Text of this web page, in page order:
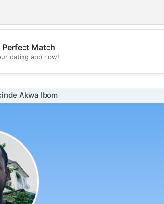
💖
💕
Perfect Match
dating app now!
Akwa Ibom